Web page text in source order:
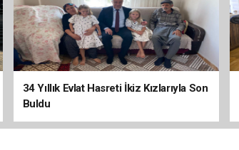
34 Yıllık Evlat Hasreti İkiz Kızlarıyla Son
Buldu